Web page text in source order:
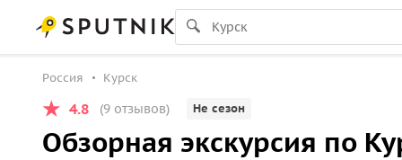
Россия Курск
4.8 (9 отзывов) Не сезон
Обзорная экскурсия по